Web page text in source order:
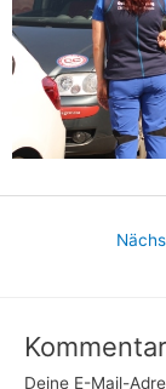
Deine E-Mail-